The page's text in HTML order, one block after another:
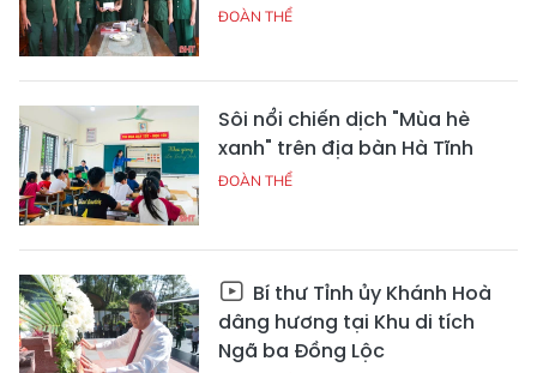
ĐOÀN THỂ
Sôi nổi chiến dịch "Mùa hè
xanh" trên địa bàn Hà Tĩnh
ĐOÀN THỂ
Bí thư Tỉnh ủy Khánh Hoà
dâng hương tại Khu di tích
Ngã ba Đồng Lộc